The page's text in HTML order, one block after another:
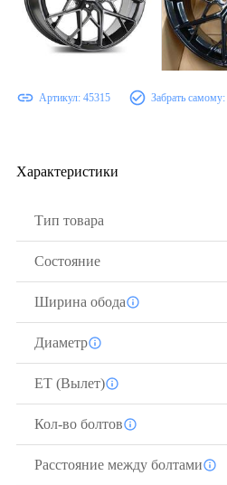
Артикул: 45315 Забрать самому:
Характеристики
Тип товара
Состояние
Ширина обода
Диаметр
ЕТ (Вылет)
Кол-во болтов
Расстояние между болтами